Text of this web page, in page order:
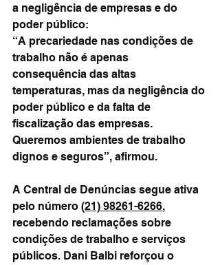
a negligência de empresas e do
poder público:
“A precariedade nas condições de
trabalho não é apenas
consequência das altas
temperaturas, mas da negligência do
poder público e da falta de
fiscalização das empresas.
Queremos ambientes de trabalho
dignos e seguros”, afirmou.
A Central de Denúncias segue ativa
pelo número (21) 98261-6266,
recebendo reclamações sobre
condições de trabalho e serviços
públicos. Dani Balbi reforçou o